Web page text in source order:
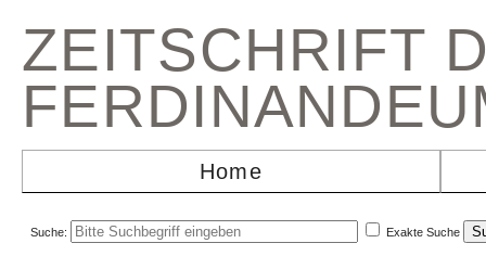
ZEITSCHRIFT
Home
Suche: Exakte Suche